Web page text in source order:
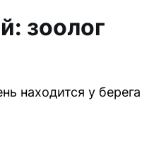
зоолог
находится у берега